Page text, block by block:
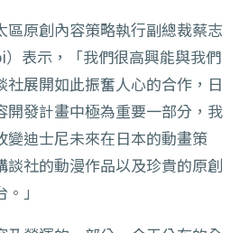
區原創內容策略執行副總裁蔡志
表示，「我們很高興能與我們
社展開如此振奮人心的合作，日
開發計畫中極為重要一部分，我
變迪士尼未來在日本的動畫策
談社的動漫作品以及珍貴的原創
」